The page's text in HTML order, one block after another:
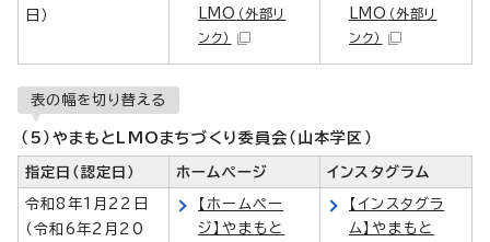
日）
LMO （外部リ
ンク）
LMO （外部リ
ンク）
表の幅を切り替える
（5）やまもとLMOまちづくり委員会（山本学区）
指定日（認定日） ホームページ インスタグラム
令和8年1月22日
（令和6年2月20
【ホームペー
ジ】やまもと
【インスタグラ
ム】やまもと